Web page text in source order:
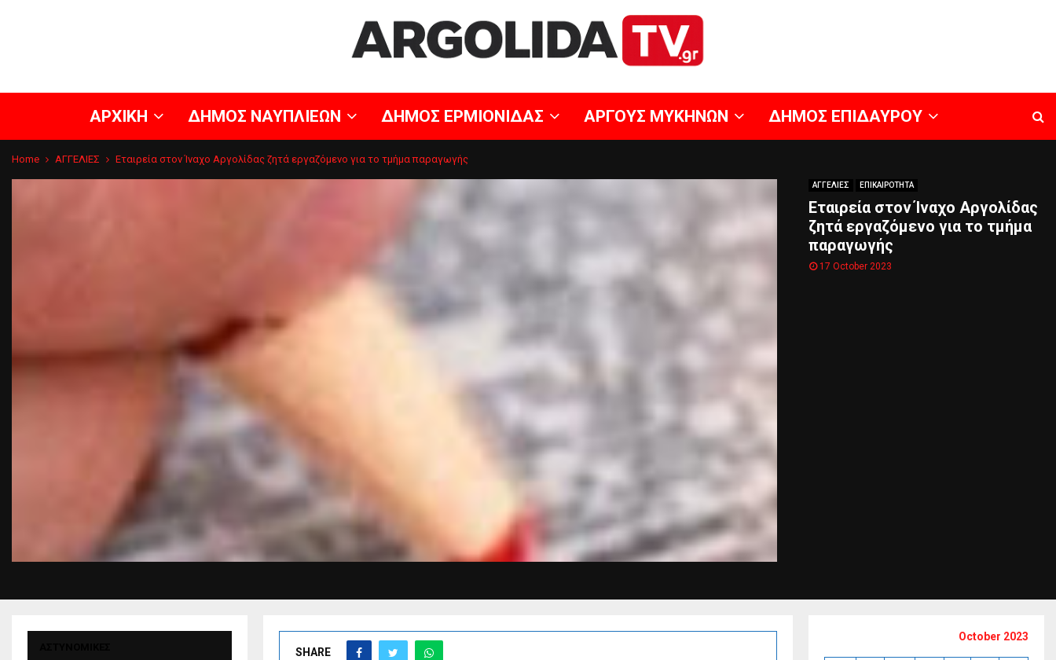
ΑΡΧΙΚΗ ΔΗΜΟΣ ΝΑΥΠΛΙΕΩΝ ΔΗΜΟΣ ΕΡΜΙΟΝΙΔΑΣ ΑΡΓΟΥΣ ΜΥΚΗΝΩΝ ΔΗΜΟΣ ΕΠΙΔΑΥΡΟΥ
Home ΑΓΓΕΛΙΕΣ Εταιρεία στον Ίναχο Αργολίδας ζητά εργαζόμενο για το τμήμα παραγωγής
ΑΓΓΕΛΙΕΣ ΕΠΙΚΑΙΡΟΤΗΤΑ
Εταιρεία στον Ίναχο Αργολίδας
ζητά εργαζόμενο για το τμήμα
παραγωγής
17 October 2023
SHARE
October 2023